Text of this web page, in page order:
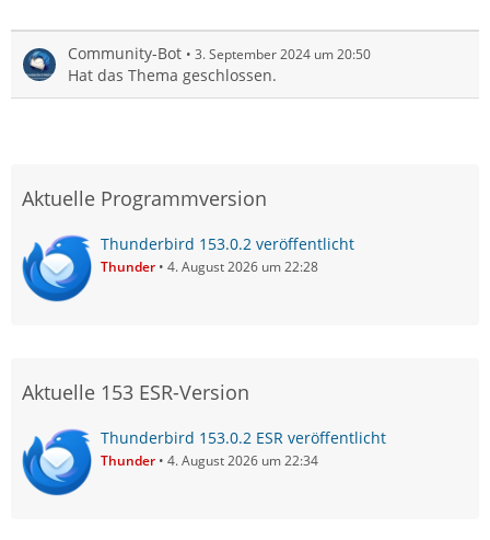
Community-Bot 3. September 2024 um 20:50
Hat das Thema geschlossen.
Aktuelle Programmversion
Thunderbird 153.0.2 veröffentlicht
Thunder 4. August 2026 um 22:28
Aktuelle 153 ESR-Version
Thunderbird 153.0.2 ESR veröffentlicht
Thunder 4. August 2026 um 22:34